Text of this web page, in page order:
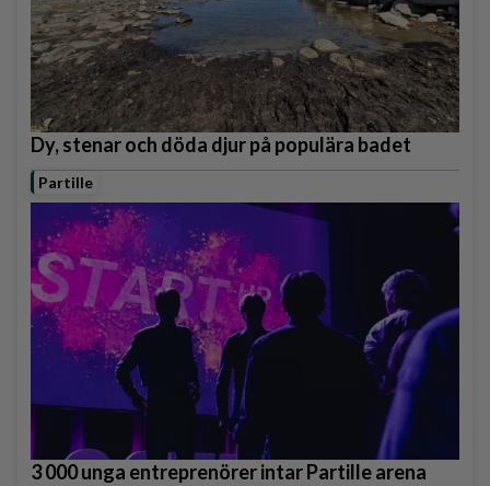
Dy, stenar och döda djur på populära badet
Partille
3 000 unga entreprenörer intar Partille arena